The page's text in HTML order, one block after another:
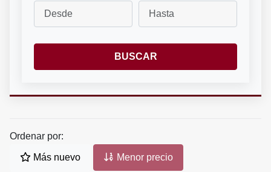
BUSCAR
Ordenar por:
Más nuevo Menor precio